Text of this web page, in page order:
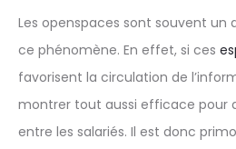
Les openspaces sont souvent
ce phénomène. En effet, si ces
favorisent la circulation de
montrer tout aussi efficace pour
entre les salariés. Il est donc